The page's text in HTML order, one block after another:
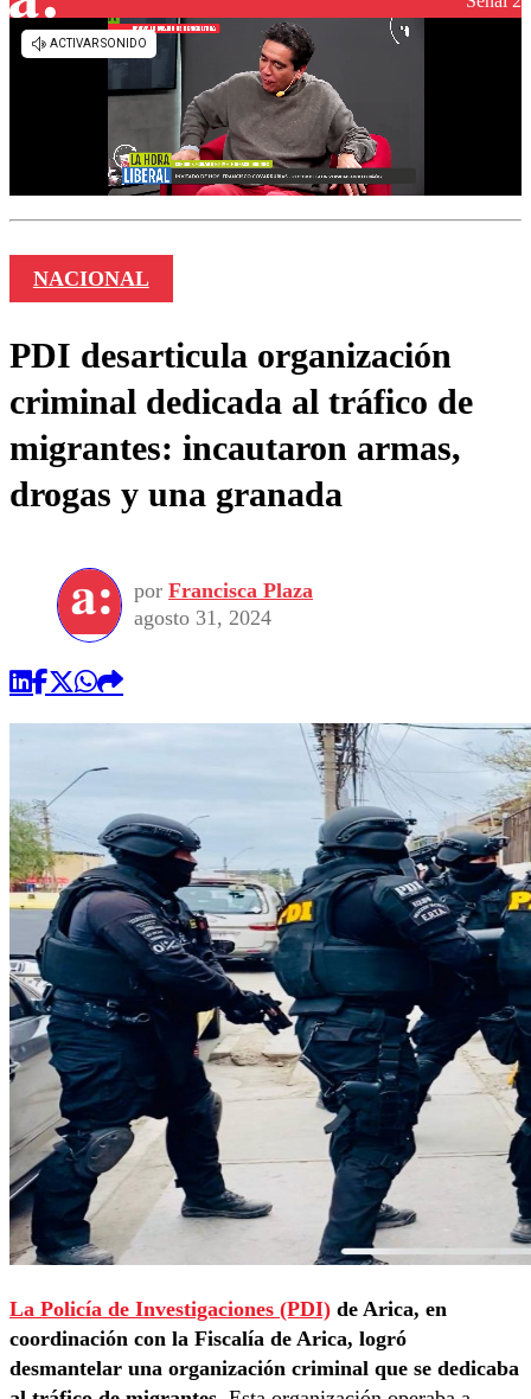
NACIONAL
PDI desarticula organización
criminal dedicada al tráfico de
migrantes: incautaron armas,
drogas y una granada
por Francisca Plaza
agosto 31, 2024
La Policía de Investigaciones (PDI) de Arica, en
coordinación con la Fiscalía de Arica, logró
desmantelar una organización criminal que se dedicaba